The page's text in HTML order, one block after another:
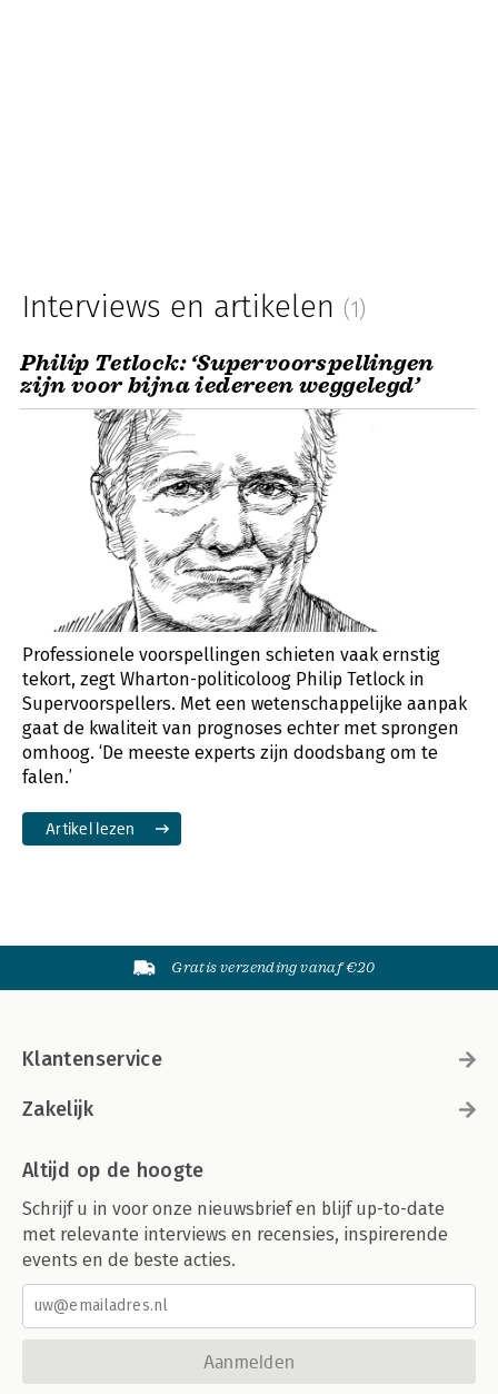
Interviews en artikelen (1)
Philip Tetlock: ‘Supervoorspellingen
zijn voor bijna iedereen weggelegd’
Professionele voorspellingen schieten vaak ernstig
tekort, zegt Wharton-politicoloog Philip Tetlock in
Supervoorspellers. Met een wetenschappelijke aanpak
gaat de kwaliteit van prognoses echter met sprongen
omhoog. ‘De meeste experts zijn doodsbang om te
falen.’
Artikel lezen
Gratis verzending vanaf €20
Klantenservice
Zakelijk
Altijd op de hoogte
Schrijf u in voor onze nieuwsbrief en blijf up-to-date
met relevante interviews en recensies, inspirerende
events en de beste acties.
Aanmelden